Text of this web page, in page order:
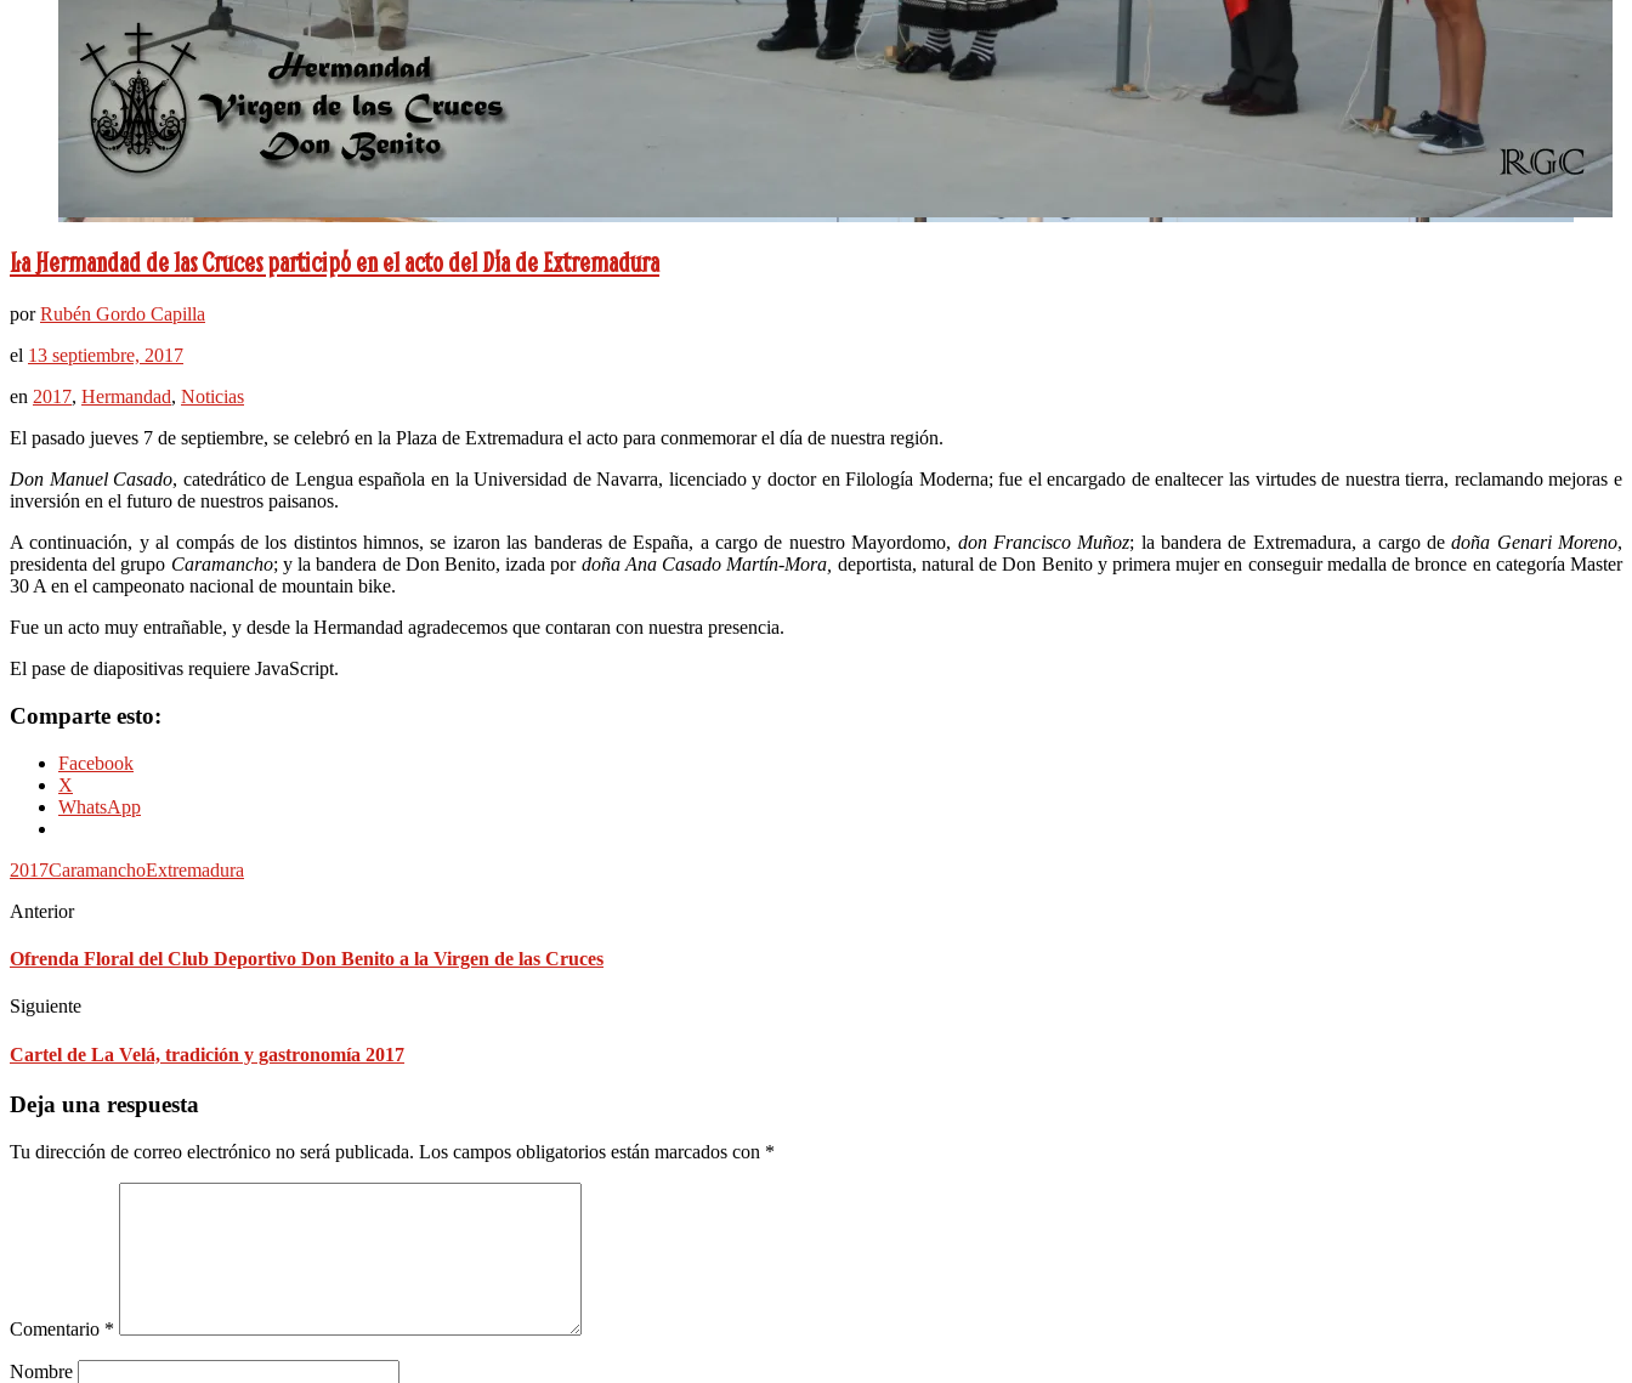
La Hermandad de las Cruces participó en el acto del Día de Extremadura
porRubén Gordo Capilla
el 13 septiembre, 2017
en 2017, Hermandad, Noticias
El pasado jueves 7 de septiembre, se celebró en la Plaza de Extremadura el acto para conmemorar el día de nuestra región.
Don Manuel Casado, catedrático de Lengua española en la Universidad de Navarra, licenciado y doctor en Filología Moderna; fue el encargado de enaltecer las virtudes de nuestra tierra, reclamando mejoras e
inversión en el futuro de nuestros paisanos.
A continuación, y al compás de los distintos himnos, se izaron las banderas de España, a cargo de nuestro Mayordomo, don Francisco Muñoz; la bandera de Extremadura, a cargo dedoña Genari Moreno,
presidenta del grupo Caramancho; y la bandera de Don Benito, izada por doña Ana Casado Martín-Mora, deportista, natural de Don Benito y primera mujer en conseguir medalla de bronce en categoría Master
30 A en el campeonato nacional de mountain bike.
Fue un acto muy entrañable, y desde la Hermandad agradecemos que contaran con nuestra presencia.
El pase de diapositivas requiere JavaScript.
Comparte esto:
Facebook
X
WhatsApp
2017CaramanchoExtremadura
Anterior
Ofrenda Floral del Club Deportivo Don Benito a la Virgen de las Cruces
Siguiente
Cartel de La Velá, tradición y gastronomía 2017
Deja una respuesta
Tu dirección de correo electrónico no será publicada. Los campos obligatorios están marcados con *
Comentario *
Nombre